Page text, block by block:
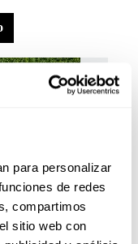
para personalizar
de redes
compartimos
sitio web con